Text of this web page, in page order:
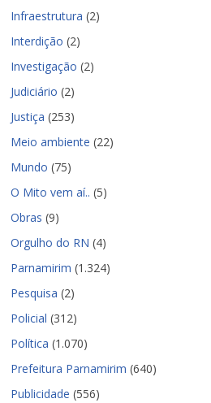
Infraestrutura (2)
Interdição (2)
Investigação (2)
Judiciário (2)
Justiça (253)
Meio ambiente (22)
Mundo (75)
O Mito vem aí.. (5)
Obras (9)
Orgulho do RN (4)
Parnamirim (1.324)
Pesquisa (2)
Policial (312)
Política (1.070)
Prefeitura Parnamirim (640)
Publicidade (556)